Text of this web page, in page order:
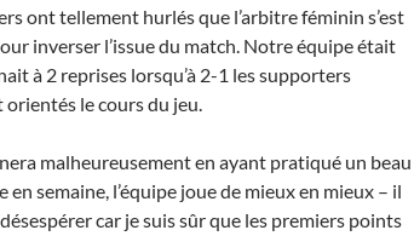
ont tellement hurlés que l’arbitre féminin s’est
inverser l’issue du match. Notre équipe était
à 2 reprises lorsqu’à 2-1 les supporters
le cours du jeu.
malheureusement en ayant pratiqué un beau
semaine, l’équipe joue de mieux en mieux – il
car je suis sûr que les premiers points